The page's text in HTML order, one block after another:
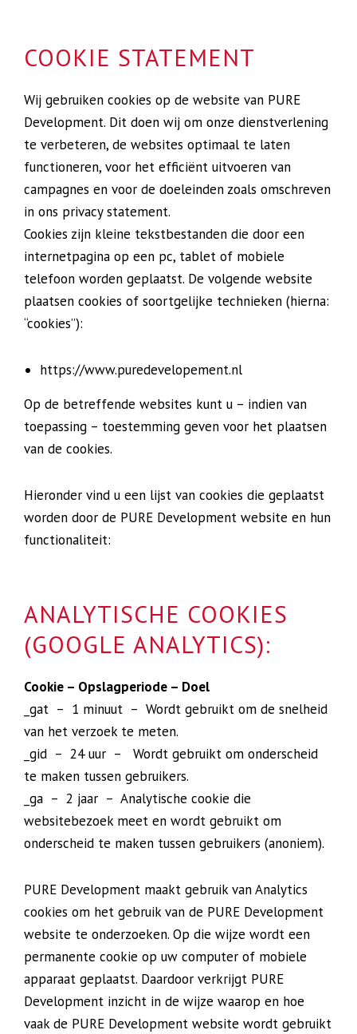
COOKIE STATEMENT
Wij gebruiken cookies op de website van PURE
Development. Dit doen wij om onze dienstverlening
te verbeteren, de websites optimaal te laten
functioneren, voor het efficiënt uitvoeren van
campagnes en voor de doeleinden zoals omschreven
in ons privacy statement.
Cookies zijn kleine tekstbestanden die door een
internetpagina op een pc, tablet of mobiele
telefoon worden geplaatst. De volgende website
plaatsen cookies of soortgelijke technieken (hierna:
“cookies”):
https://www.puredevelopement.nl
Op de betreffende websites kunt u – indien van
toepassing – toestemming geven voor het plaatsen
van de cookies.
Hieronder vind u een lijst van cookies die geplaatst
worden door de PURE Development website en hun
functionaliteit:
ANALYTISCHE COOKIES
(GOOGLE ANALYTICS):
Cookie – Opslagperiode – Doel
_gat – 1 minuut – Wordt gebruikt om de snelheid
van het verzoek te meten.
_gid – 24 uur – Wordt gebruikt om onderscheid
te maken tussen gebruikers.
_ga – 2 jaar – Analytische cookie die
websitebezoek meet en wordt gebruikt om
onderscheid te maken tussen gebruikers (anoniem).
PURE Development maakt gebruik van Analytics
cookies om het gebruik van de PURE Development
website te onderzoeken. Op die wijze wordt een
permanente cookie op uw computer of mobiele
apparaat geplaatst. Daardoor verkrijgt PURE
Development inzicht in de wijze waarop en hoe
vaak de PURE Development website wordt gebruikt